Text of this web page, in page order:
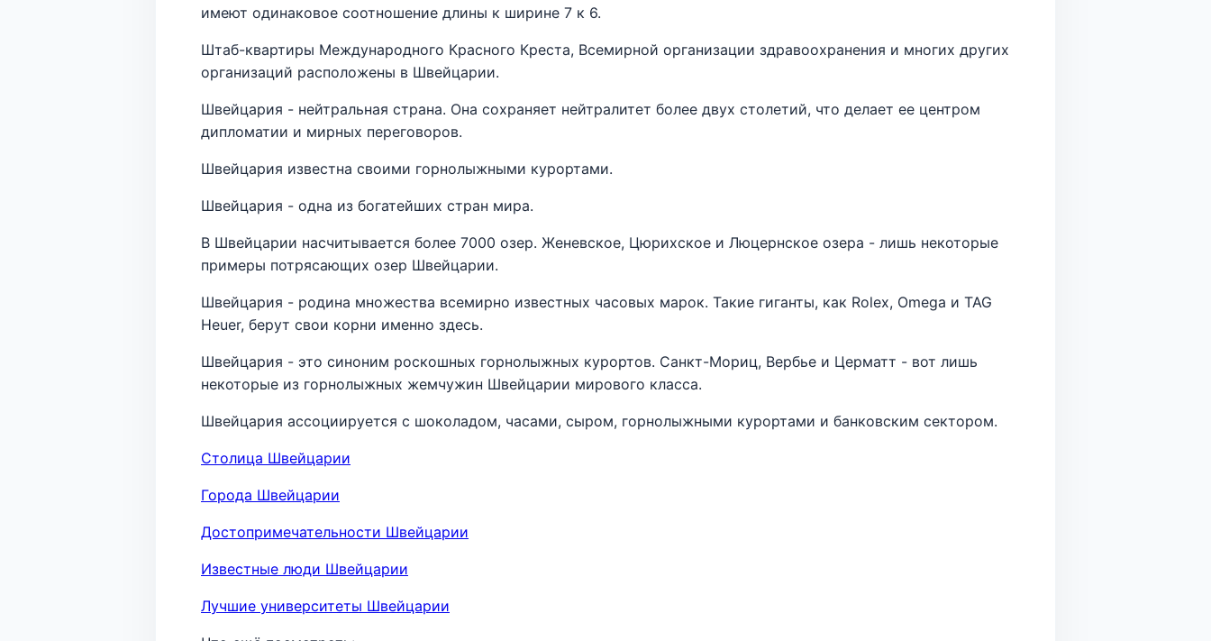
имеют одинаковое соотношение длины к ширине 7 к 6.
Штаб-квартиры Международного Красного Креста, Всемирной организации здравоохранения и многих других
организаций расположены в Швейцарии.
Швейцария - нейтральная страна. Она сохраняет нейтралитет более двух столетий, что делает ее центром
дипломатии и мирных переговоров.
Швейцария известна своими горнолыжными курортами.
Швейцария - одна из богатейших стран мира.
В Швейцарии насчитывается более 7000 озер. Женевское, Цюрихское и Люцернское озера - лишь некоторые
примеры потрясающих озер Швейцарии.
Швейцария - родина множества всемирно известных часовых марок. Такие гиганты, как Rolex, Omega и TAG
Heuer, берут свои корни именно здесь.
Швейцария - это синоним роскошных горнолыжных курортов. Санкт-Мориц, Вербье и Церматт - вот лишь
некоторые из горнолыжных жемчужин Швейцарии мирового класса.
Швейцария ассоциируется с шоколадом, часами, сыром, горнолыжными курортами и банковским сектором.
Столица Швейцарии
Города Швейцарии
Достопримечательности Швейцарии
Известные люди Швейцарии
Лучшие университеты Швейцарии